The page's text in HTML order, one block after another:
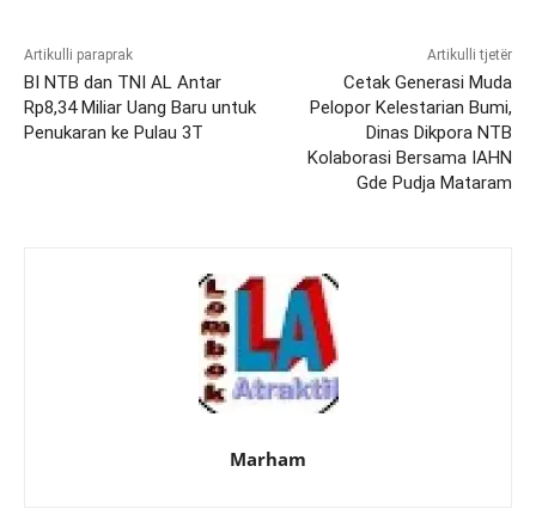
Artikulli paraprak
BI NTB dan TNI AL Antar
Rp8,34 Miliar Uang Baru untuk
Penukaran ke Pulau 3T
Artikulli tjetër
Cetak Generasi Muda
Pelopor Kelestarian Bumi,
Dinas Dikpora NTB
Kolaborasi Bersama IAHN
Gde Pudja Mataram
Marham